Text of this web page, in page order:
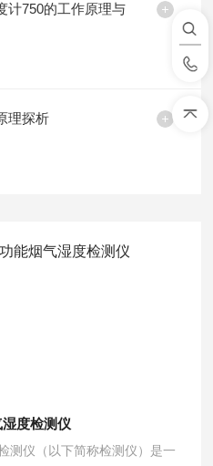
计750的工作原理与
理探析
度检测仪
测仪（以下简称检测仪）是一